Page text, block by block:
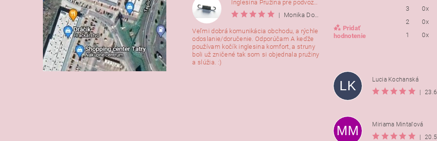
|
Monika Dorušáková
Veľmi dobrá komunikácia obchodu, a rýchle
odoslanie/doručenie. Odporúčam A keďže
používam kočík inglesina komfort, a struny
boli už zničené tak som si objednala pružiny
a slúžia. :)
Pridať
hodnotenie
3
0x
2
0x
1
0x
LK
Lucia Kochanská
MM
Miriama Mintaľová